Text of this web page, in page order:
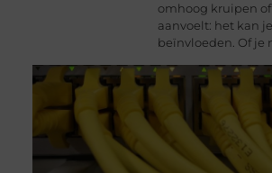
omhoog kruipen
aanvoelt: het kan
beïnvloeden. Of je